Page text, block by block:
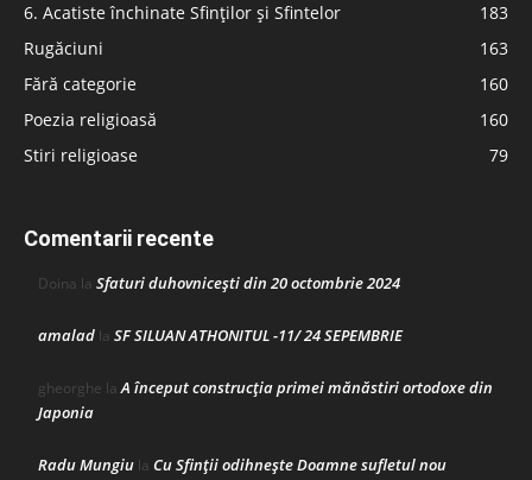
6. Acatiste închinate Sfinților și Sfintelor
183
Rugăciuni
163
Fără categorie
160
Poezia religioasă
160
Stiri religioase
79
Comentarii recente
Doina la Sfaturi duhovnicești din 20 octombrie 2024
amalad la SF SILUAN ATHONITUL -11/ 24 SEPEMBRIE
gheorghe laA început construcţia primei mănăstiri ortodoxe din
Japonia
Radu Mungiu la Cu Sfinții odihnește Doamne sufletul nou